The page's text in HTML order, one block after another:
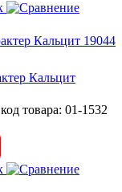
Кальцит
код товара: 01-1532